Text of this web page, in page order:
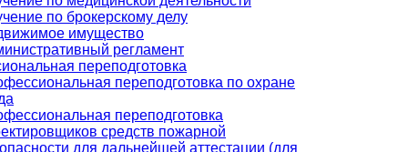
по брокерскому делу
имущество
регламент
переподготовка
переподготовка по охране
переподготовка
средств пожарной
для дальнейшей аттестации (для